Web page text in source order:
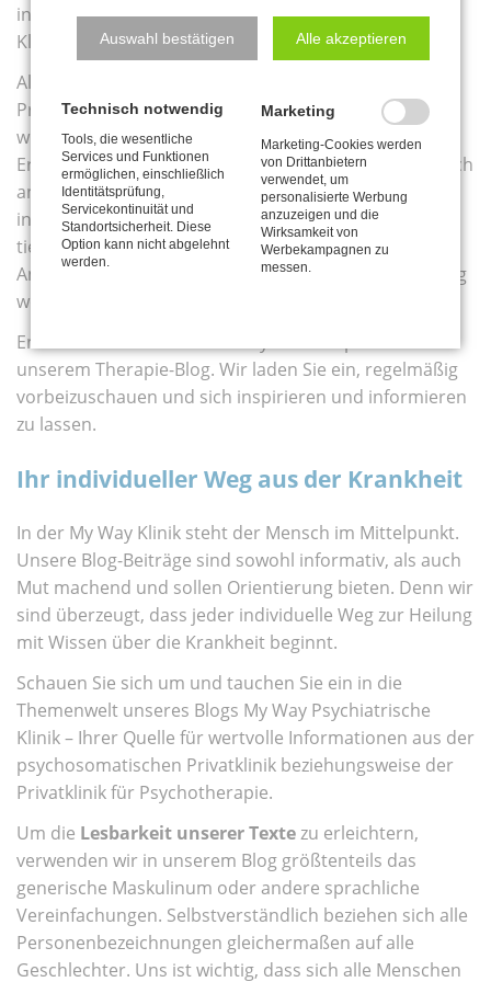
informieren wollen – im Therapie-Blog der My Way
Klinik werden Sie fündig.
Als eine führende psychosomatische, psychiatrische
Privatklinik und Privatklinik für Psychotherapie legen
wir großen Wert darauf, unser Wissen und unsere
Erfahrungen mit Ihnen zu teilen. Unser Blog richtet sich
an Menschen, die sich über Therapiemöglichkeiten
informieren möchten, sowie an Fachpersonen, die
tiefer in aktuelle Themen eintauchen wollen. Auch
Angehörige von psychisch Kranken können hier fündig
werden.
Entdecken Sie die Welt der Psychotherapie neu – mit
unserem Therapie-Blog. Wir laden Sie ein, regelmäßig
vorbeizuschauen und sich inspirieren und informieren
zu lassen.
Ihr individueller Weg aus der Krankheit
In der My Way Klinik steht der Mensch im Mittelpunkt.
Unsere Blog-Beiträge sind sowohl informativ, als auch
Mut machend und sollen Orientierung bieten. Denn wir
sind überzeugt, dass jeder individuelle Weg zur Heilung
mit Wissen über die Krankheit beginnt.
Schauen Sie sich um und tauchen Sie ein in die
Themenwelt unseres Blogs My Way Psychiatrische
Klinik – Ihrer Quelle für wertvolle Informationen aus der
psychosomatischen Privatklinik beziehungsweise der
Privatklinik für Psychotherapie.
Um die Lesbarkeit unserer Textezu erleichtern,
verwenden wir in unserem Blog größtenteils das
generische Maskulinum oder andere sprachliche
Vereinfachungen. Selbstverständlich beziehen sich alle
Personenbezeichnungen gleichermaßen auf alle
Geschlechter. Uns ist wichtig, dass sich alle Menschen
Auswahl bestätigen Alle akzeptieren
Technisch notwendig
Tools, die wesentliche
Services und Funktionen
ermöglichen, einschließlich
Identitätsprüfung,
Servicekontinuität und
Standortsicherheit. Diese
Option kann nicht abgelehnt
werden.
Marketing
Marketing-Cookies werden
von Drittanbietern
verwendet, um
personalisierte Werbung
anzuzeigen und die
Wirksamkeit von
Werbekampagnen zu
messen.